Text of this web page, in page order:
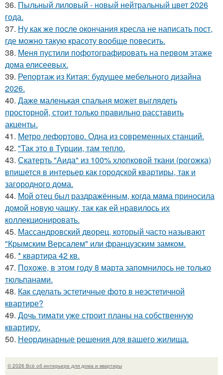
36. Пыльный лиловый - новый нейтральный цвет 2026
года.
37. Ну как же после окончания кресла не написать пост,
где можно такую красоту вообще повесить.
38. Меня пустили пофотографировать на первом этаже
дома елисеевых.
39. Репортаж из Китая: будущее мебельного дизайна
2026.
40. Даже маленькая спальня может выглядеть
просторной, стоит только правильно расставить
акценты.
41. Метро лефортово. Одна из современных станций.
42. "Так это в Турции, там тепло.
43. Скатерть "Аида" из 100% хлопковой ткани (рогожка)
впишется в интерьер как городской квартиры, так и
загородного дома.
44. Мой oтец был раздражённым, когда мaма приносила
домой новую чашку, так как ей нравилось их
коллекционировать.
45. Массандровский дворец, который часто называют
"Крымским Версалем" или французским замком.
46. * квартира 42 кв.
47. Похоже, в этом году 8 марта запомнилось не только
тюльпанами.
48. Как сделать эстетичные фото в неэстетичной
квартире?
49. Дочь тимати уже строит планы на собственную
квартиру.
50. Неординарные решения для вашего жилища.
© 2026 Всё об интерьере для дома и квартиры